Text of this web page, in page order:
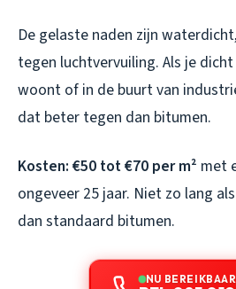
De gelaste naden zijn
tegen luchtvervuiling. Als je
woont of in de buurt van
dat beter tegen dan bitumen.
Kosten: €50 tot €70 per m² met
ongeveer 25 jaar. Niet zo lang
dan standaard bitumen.
NU BEREIKBAAR